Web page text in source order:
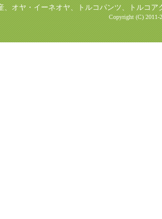
・イーネオヤ、トルコパンツ、トルコアク
Copyright (C) 2011-